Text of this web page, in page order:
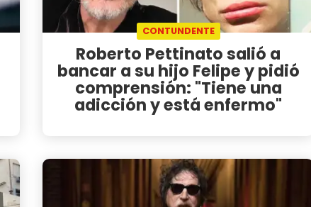
CONTUNDENTE
Roberto Pettinato salió a
bancar a su hijo Felipe y pidió
comprensión: "Tiene una
adicción y está enfermo"